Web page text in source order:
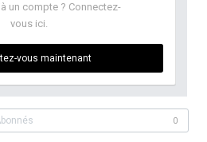
un compte ? Connectez-
vous ici.
vous maintenant
0